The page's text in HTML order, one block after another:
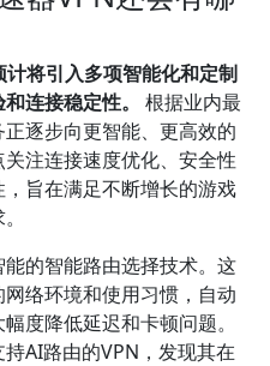
将引入多项智能化和定制
连接稳定性。
根据业内最
逐步向更智能、更高效的
注连接速度优化、安全性
旨在满足不断增长的游戏
的智能路由选择技术。这
络环境和使用习惯，自动
度降低延迟和卡顿问题。
AI路由的VPN，发现其在